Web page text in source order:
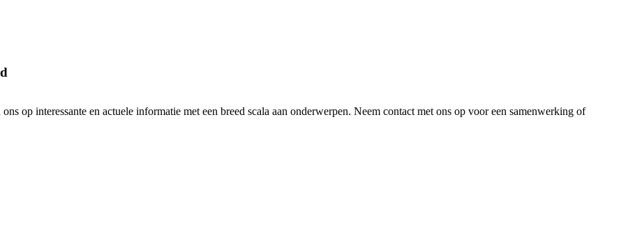
op interessante en actuele informatie met een breed scala aan onderwerpen. Neem contact met ons op voor een samenwerking of